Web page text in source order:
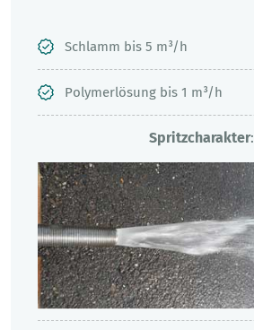
Schlamm bis 5 m³/h
Polymerlösung bis 1 m³/h
Spritzcharakter: